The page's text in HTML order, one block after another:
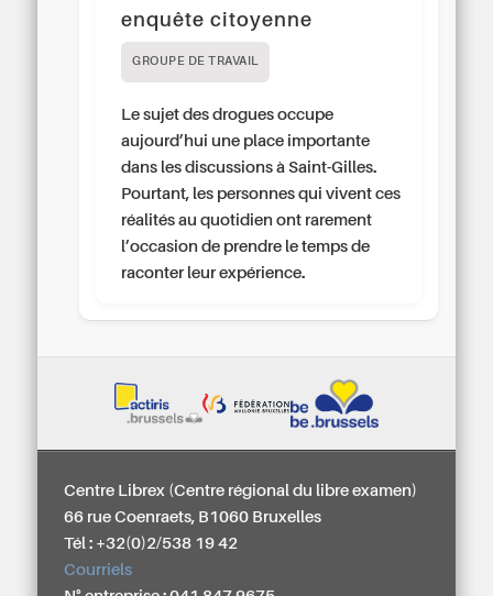
enquête citoyenne
GROUPE DE TRAVAIL
Le sujet des drogues occupe
aujourd’hui une place importante
dans les discussions à Saint-Gilles.
Pourtant, les personnes qui vivent ces
réalités au quotidien ont rarement
l’occasion de prendre le temps de
raconter leur expérience.
Centre Librex (Centre régional du libre examen)
66 rue Coenraets, B1060 Bruxelles
Tél : +32(0)2/538 19 42
Courriels